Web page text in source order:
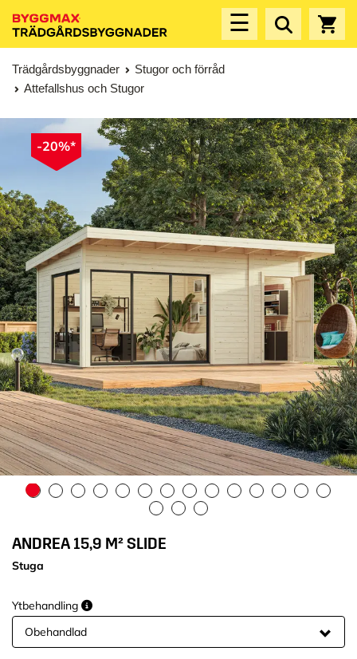
☰
Trädgårdsbyggnader
Stugor och förråd
Attefallshus och Stugor
-20%*
ANDREA 15,9 M² SLIDE
Stuga
Ytbehandling